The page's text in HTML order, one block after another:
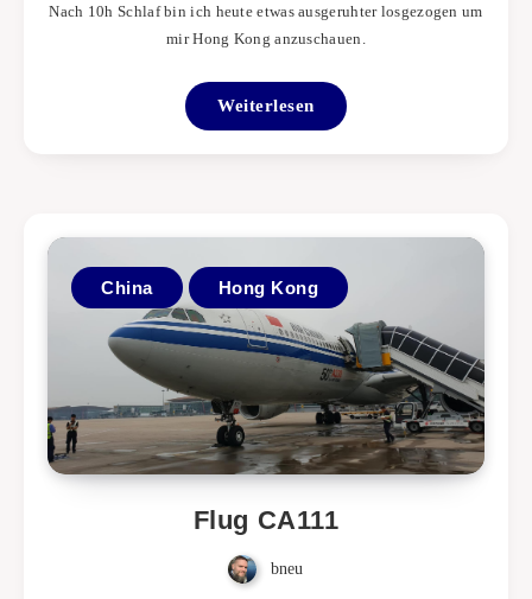
Nach 10h Schlaf bin ich heute etwas ausgeruhter losgezogen um
mir Hong Kong anzuschauen.
Weiterlesen
China Hong Kong
Flug CA111
bneu